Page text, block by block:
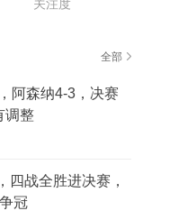
关注度
全部
阿森纳4-3，决赛
调整
四战全胜进决赛，
冠